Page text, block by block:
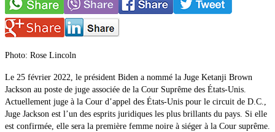
Photo: Rose Lincoln
Le 25 février 2022, le président Biden a nommé la Juge Ketanji Brown
Jackson au poste de juge associée de la Cour Suprême des États-Unis.
Actuellement juge à la Cour d’appel des États-Unis pour le circuit de D.C.,
Juge Jackson est l’un des esprits juridiques les plus brillants du pays. Si elle
est confirmée, elle sera la première femme noire à siéger à la Cour suprême.